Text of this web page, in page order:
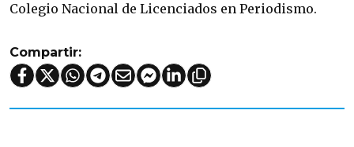
Colegio Nacional de Licenciados en Periodismo.
Compartir: